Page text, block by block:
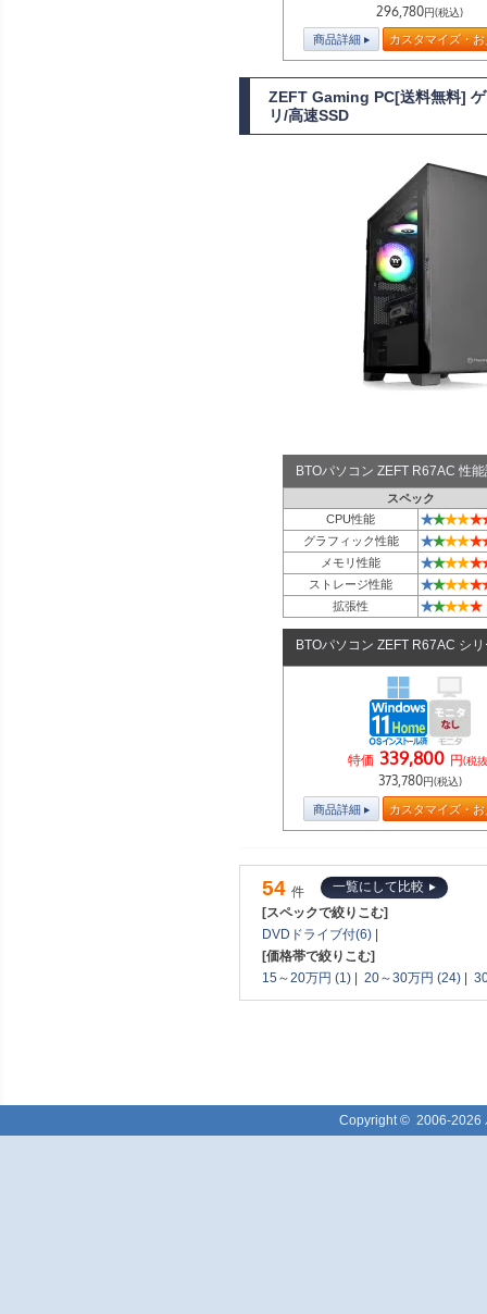
296,780円(税込)
商品詳細 カスタマイズ・
ZEFT Gaming PC[送料無料]
リ/高速SSD
BTOパソコン ZEFT R67AC 性
スペック
CPU性能
★★★★★
グラフィック性能 ★★★★★
メモリ性能 ★★★★★
ストレージ性能 ★★★★★
拡張性 ★★★★★
BTOパソコン ZEFT R67AC シ
特価 339,800 円(税
373,780円(税込)
商品詳細 カスタマイズ・
54 件
一覧にして比較
[スペックで絞りこむ]
DVDドライブ付(6)
[価格帯で絞りこむ]
15～20万円 (1)
20～30万円 (24)
Copyright © 2006-2026